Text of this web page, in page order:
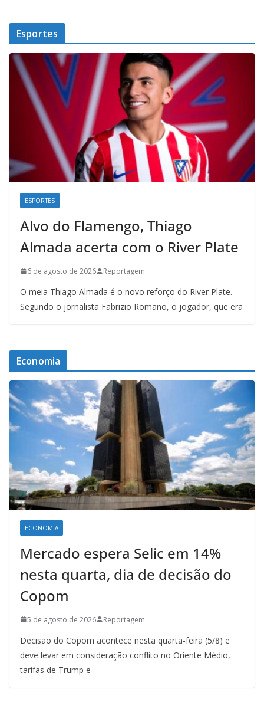
Esportes
ESPORTES
Alvo do Flamengo, Thiago
Almada acerta com o River Plate
6 de agosto de 2026 Reportagem
O meia Thiago Almada é o novo reforço do River Plate.
Segundo o jornalista Fabrizio Romano, o jogador, que era
Economia
ECONOMIA
Mercado espera Selic em 14%
nesta quarta, dia de decisão do
Copom
5 de agosto de 2026 Reportagem
Decisão do Copom acontece nesta quarta-feira (5/8) e
deve levar em consideração conflito no Oriente Médio,
tarifas de Trump e